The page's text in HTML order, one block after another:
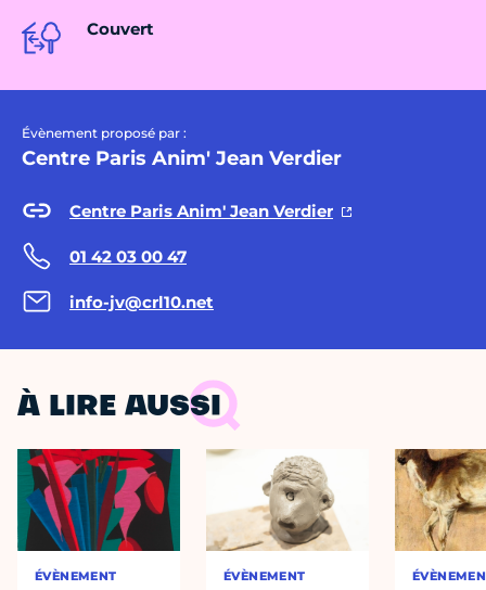
Couvert
Évènement proposé par :
Centre Paris Anim' Jean Verdier
Centre Paris Anim' Jean Verdier
01 42 03 00 47
info-jv@crl10.net
À LIRE AUSSI
ÉVÈNEMENT ÉVÈNEMENT